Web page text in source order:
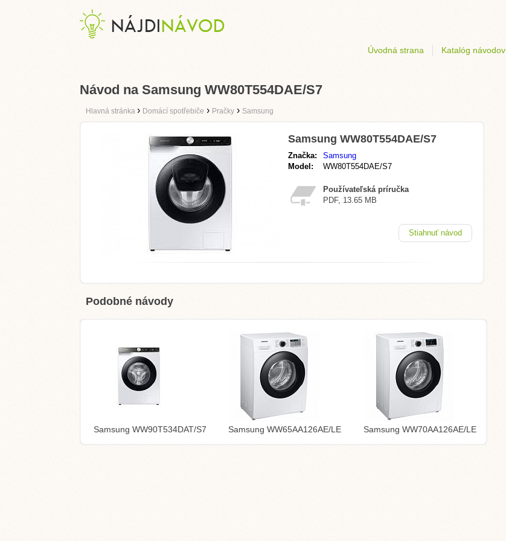
Úvodná strana Katalóg návodov
Návod na Samsung WW80T554DAE/S7
Hlavná stránka › Domácí spotřebiče › Pračky › Samsung
Samsung WW80T554DAE/S7
Značka:
Samsung
Model:
WW80T554DAE/S7
Používateľská príručka
PDF, 13.65 MB
Stiahnuť návod
Podobné návody
Samsung WW90T534DAT/S7 Samsung WW65AA126AE/LE Samsung WW70AA126AE/LE